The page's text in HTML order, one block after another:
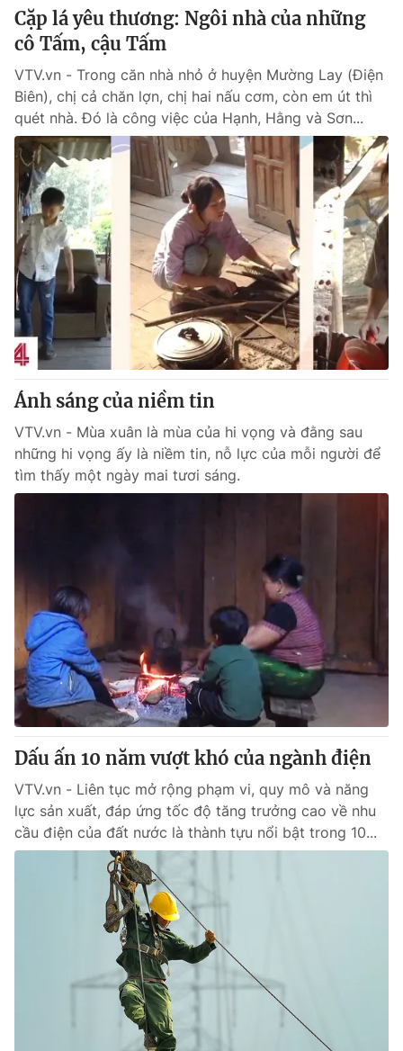
Cặp lá yêu thương: Ngôi nhà của những
cô Tấm, cậu Tấm
VTV.vn - Trong căn nhà nhỏ ở huyện Mường Lay (Điện
Biên), chị cả chăn lợn, chị hai nấu cơm, còn em út thì
quét nhà. Đó là công việc của Hạnh, Hằng và Sơn...
Ánh sáng của niềm tin
VTV.vn - Mùa xuân là mùa của hi vọng và đằng sau
những hi vọng ấy là niềm tin, nỗ lực của mỗi người để
tìm thấy một ngày mai tươi sáng.
Dấu ấn 10 năm vượt khó của ngành điện
VTV.vn - Liên tục mở rộng phạm vi, quy mô và năng
lực sản xuất, đáp ứng tốc độ tăng trưởng cao về nhu
cầu điện của đất nước là thành tựu nổi bật trong 10...